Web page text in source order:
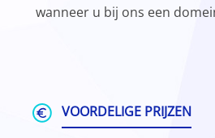
wanneer u bij ons een
VOORDELIGE PRIJZEN